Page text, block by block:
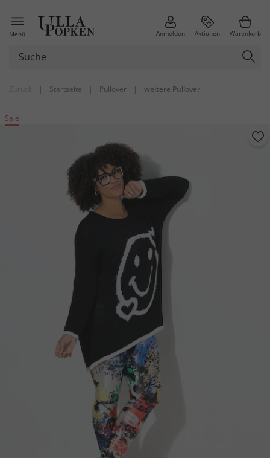
Menü Anmelden Aktionen Warenkorb
| Startseite | Pullover | weitere Pullover
Sale